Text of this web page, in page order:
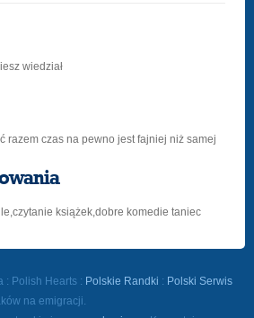
wiedział
razem czas na pewno jest fajniej niż samej
książek,dobre komedie taniec
: Polish Hearts : Polskie Randki : Polski Serwis
na emigracji.